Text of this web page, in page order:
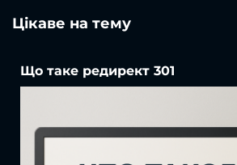
Цікаве на тему
Що таке редирект 301